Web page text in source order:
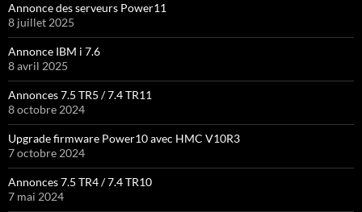
Annonce des serveurs Power11
8 juillet 2025
Annonce IBM i 7.6
8 avril 2025
Annonces 7.5 TR5 / 7.4 TR11
8 octobre 2024
Upgrade firmware Power10 avec HMC V10R3
7 octobre 2024
Annonces 7.5 TR4 / 7.4 TR10
7 mai 2024